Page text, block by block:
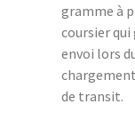
gramme à
coursier
envoi lors
de transit.